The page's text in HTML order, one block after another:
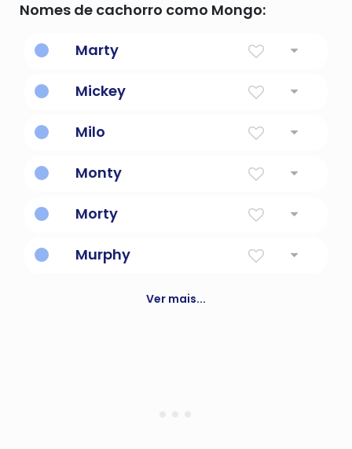
Nomes de cachorro como Mongo:
Marty
Mickey
Milo
Monty
Morty
Murphy
Ver mais...